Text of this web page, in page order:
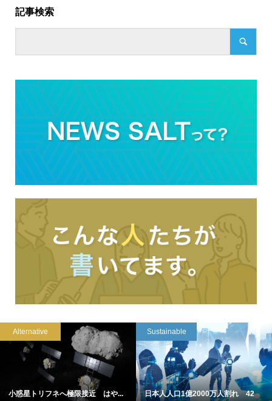
記事検索
Alternative
小惑星トリフネへ極限接近 はや...
Sustainable
日本人人口1億2000万人割れ 42